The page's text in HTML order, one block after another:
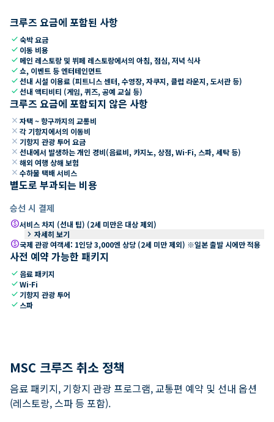
크루즈 요금에 포함된 사항
check숙박 요금
check 이동 비용
check 메인 레스토랑 및 뷔페 레스토랑에서의 아침, 점심, 저녁 식사
check쇼, 이벤트 등 엔터테인먼트
check선내 시설 이용료 (피트니스 센터, 수영장, 자쿠지, 클럽 라운지, 도서관 등)
check선내 액티비티 (게임, 퀴즈, 공예 교실 등)
크루즈 요금에 포함되지 않은 사항
close 자택 ~ 항구까지의 교통비
close 각 기항지에서의 이동비
close 기항지 관광 투어 요금
close 선내에서 발생하는 개인 경비(음료비, 카지노, 상점, Wi-Fi, 스파, 세탁 등)
close 해외 여행 상해 보험
close 수하물 택배 서비스
별도로 부과되는 비용
승선 시 결제
paid서비스 차지 (선내 팁) (2세 미만은 대상 제외)
keyboard_arrow_right 자세히 보기
paid국제 관광 여객세: 1인당 3,000엔 상당 (2세 미만 제외) ※일본 출발 시에만 적용
사전 예약 가능한 패키지
check 음료 패키지
checkWi-Fi
check 기항지 관광 투어
check 스파
MSC 크루즈 취소 정책
음료 패키지, 기항지 관광 프로그램, 교통편 예약 및 선내 옵션
(레스토랑, 스파 등 포함).